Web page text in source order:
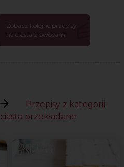
Zobacz kolejne przepisy
na ciasta z owocami
Przepisy z kategorii
ciasta przekładane